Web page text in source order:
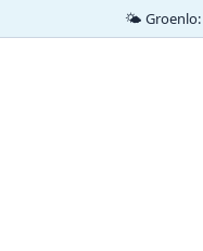
🌤️ Groenlo: